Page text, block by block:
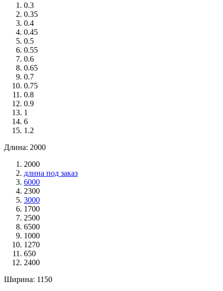
0.3
0.35
0.4
0.45
0.5
0.55
0.6
0.65
0.7
0.75
0.8
0.9
1
6
1.2
Длина: 2000
2000
длина под заказ
6000
2300
3000
1700
2500
6500
1000
1270
650
2400
Ширина: 1150